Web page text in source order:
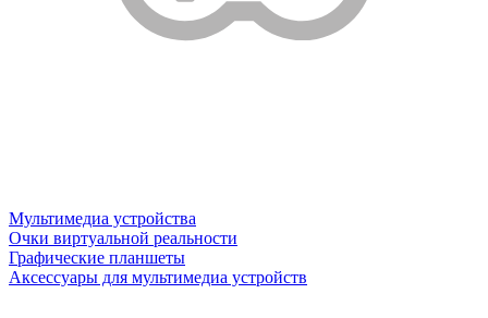
Мультимедиа устройства
Очки виртуальной реальности
Графические планшеты
Аксессуары для мультимедиа устройств